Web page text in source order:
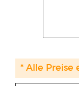
* Alle Preise